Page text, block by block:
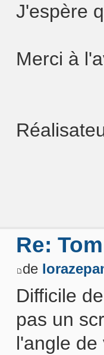
J'espère
Merci à
Re:
de
Difficile
pas un
l'angle